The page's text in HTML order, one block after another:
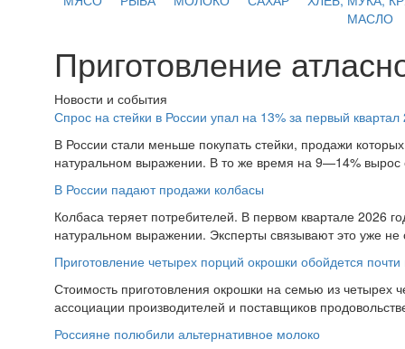
МАСЛО
Приготовление
Новости и события
Спрос на стейки в России упал на 13% за первый квартал
В России стали меньше покупать стейки, продажи
натуральном выражении. В то же время на 9—14%
В России падают продажи колбасы
Колбаса теряет потребителей. В первом квартале 2026
натуральном выражении. Эксперты связывают это уже не
Приготовление четырех порций окрошки обойдется
Стоимость приготовления окрошки на семью из четырех
ассоциации производителей и поставщиков
Россияне полюбили альтернативное молоко